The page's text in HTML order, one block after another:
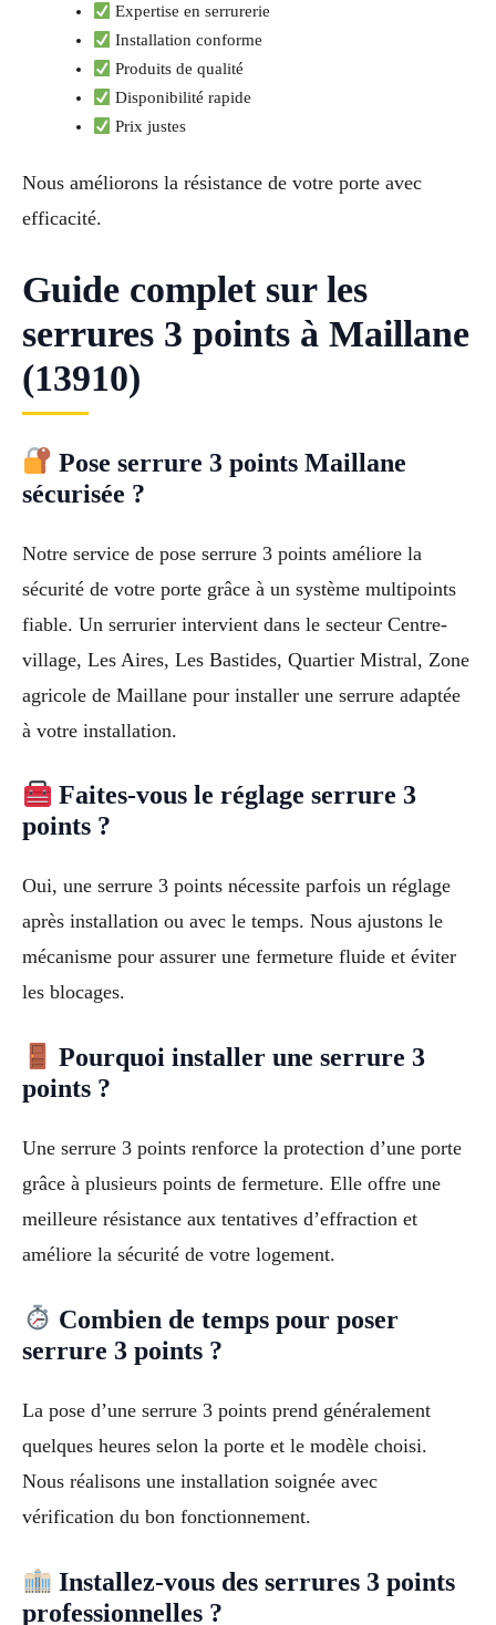
Expertise en serrurerie
Installation conforme
Produits de qualité
Disponibilité rapide
Prix justes
Nous améliorons la résistance de votre porte avec
efficacité.
Guide complet sur les
serrures 3 points à Maillane
(13910)
Pose serrure 3 points Maillane
sécurisée ?
Notre service de pose serrure 3 points améliore la
sécurité de votre porte grâce à un système multipoints
fiable. Un serrurier intervient dans le secteur Centre-
village, Les Aires, Les Bastides, Quartier Mistral, Zone
agricole de Maillane pour installer une serrure adaptée
à votre installation.
Faites-vous le réglage serrure 3
points ?
Oui, une serrure 3 points nécessite parfois un réglage
après installation ou avec le temps. Nous ajustons le
mécanisme pour assurer une fermeture fluide et éviter
les blocages.
Pourquoi installer une serrure 3
points ?
Une serrure 3 points renforce la protection d’une porte
grâce à plusieurs points de fermeture. Elle offre une
meilleure résistance aux tentatives d’effraction et
améliore la sécurité de votre logement.
Combien de temps pour poser
serrure 3 points ?
La pose d’une serrure 3 points prend généralement
quelques heures selon la porte et le modèle choisi.
Nous réalisons une installation soignée avec
vérification du bon fonctionnement.
Installez-vous des serrures 3 points
professionnelles ?